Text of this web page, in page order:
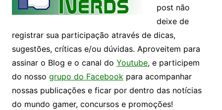
post não
deixe de
registrar sua participação através de dicas,
sugestões, críticas e/ou dúvidas. Aproveitem para
assinar o Blog e o canal do Youtube, e participem
do nosso grupo do Facebookpara acompanhar
nossas publicações e ficar por dentro das notícias
do mundo gamer, concursos e promoções!